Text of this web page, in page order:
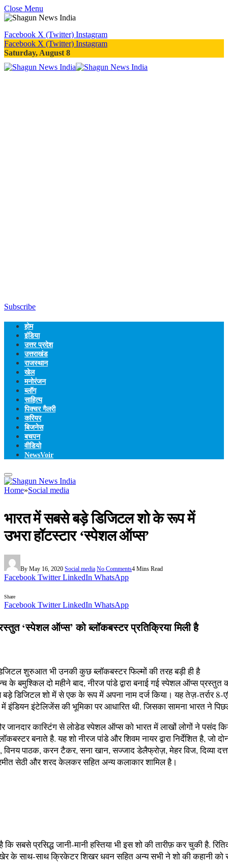
Close Menu
Facebook X (Twitter) Instagram
Facebook X (Twitter) Instagram
Saturday, August 8
Subscribe
होम
इंडिया
उत्तर प्रदेश
उत्तराखंड
राजस्थान
खेल
मनोरंजन
ब्लॉग
साहित्य
पिक्चर गैलरी
करियर
बिजनेस
बचपन
वीडियो
NewsVoir
Home»Social media
भारत में सबसे बड़े डिजिटल शो के रूप में
उभरा हॉटस्टार ‘स्पेशल ऑप्स’
By May 16, 2020 Social media No Comments4 Mins Read
Facebook Twitter LinkedIn WhatsApp
Share
Facebook Twitter LinkedIn WhatsApp
‘स्पेशल ऑप्स’ को ब्लॉकबस्टर प्रतिक्रिया मिली है
डिजिटल शुरुआत भी उनकी कुछ ब्लॉकबस्टर फिल्मों की तरह बड़ी ही है
के बमुश्किल दो महीने बाद, नीरज पांडे द्वारा बनाई गई स्पेशल ऑप्स प्रस्तुत
डिजिटल शो में से एक के रूप में अपना नाम दर्ज किया। यह तेज़-तर्रार 8-
इंडियन इंटेलिजेंस की भूमिका पर आधारित थी. जिसका सामना भारत ने
जानदार कास्टिंग से लोडेड स्पेशल ऑप्स को भारत में लाखों लोगों ने पसंद
बनाते है. यह शो नीरज पांडे और शिवम नायर द्वारा निर्देशित है, जो
पाठक, करन टैकर, सना खान, सज्जाद डेलैफ्रोज़, मेहर विज, दिव्या
सेठी और शरद केलकर सहित अन्य कलाकार शामिल है।
कि सबसे प्रसिद्ध जानी-मानी हस्तिया भी इस शो की तारीफ़ कर चुकी है.
के साथ-साथ क्रिकेटर शिखर धवन सहित अन्य सभी ने शो की कहानी को